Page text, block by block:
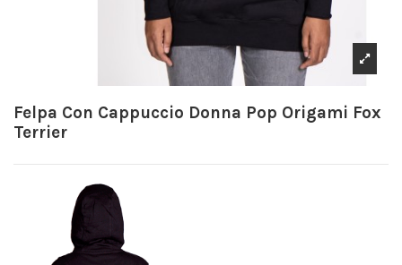
Felpa Con Cappuccio Donna Pop Origami Fox
Terrier